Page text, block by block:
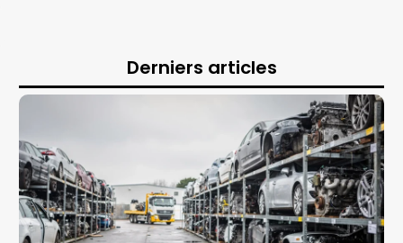
Derniers articles